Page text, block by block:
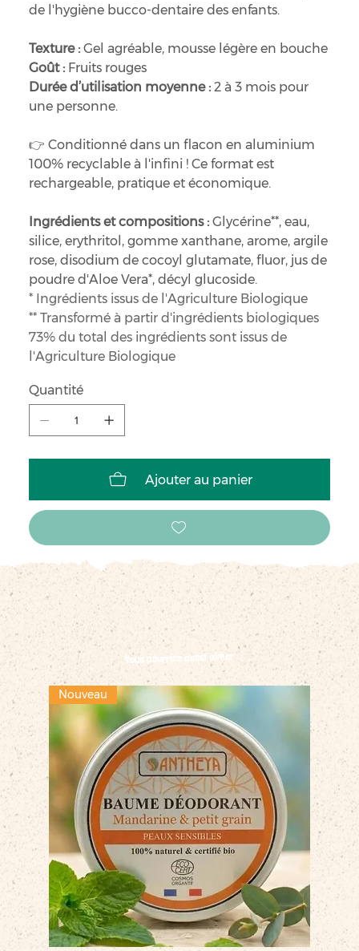
de l'hygiène bucco-dentaire des enfants.
Texture : Gel agréable, mousse légère en bouche
Goût : Fruits rouges
Durée d’utilisation moyenne : 2 à 3 mois pour
une personne.
👉 Conditionné dans un flacon en aluminium
100% recyclable à l'infini ! Ce format est
rechargeable, pratique et économique.
Ingrédients et compositions : Glycérine**, eau,
silice, erythritol, gomme xanthane, arome, argile
rose, disodium de cocoyl glutamate, fluor, jus de
poudre d'Aloe Vera*, décyl glucoside.
* Ingrédients issus de l'Agriculture Biologique
** Transformé à partir d'ingrédients biologiques
73% du total des ingrédients sont issus de
l'Agriculture Biologique
Quantité
Ajouter au panier
Vous pourriez aussi aimer
Nouveau